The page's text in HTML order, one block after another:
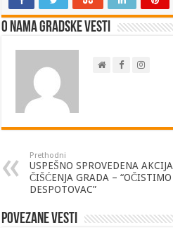
O nama Gradske Vesti
Prethodni
USPEŠNO SPROVEDENA AKCIJA
ČIŠĆENJA GRADA – “OČISTIMO
DESPOTOVAC”
Povezane vesti